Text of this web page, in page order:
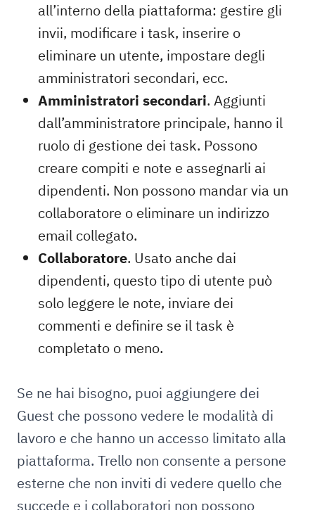
all’interno della piattaforma: gestire gli
invii, modificare i task, inserire o
eliminare un utente, impostare degli
amministratori secondari, ecc.
Amministratori secondari. Aggiunti
dall’amministratore principale, hanno il
ruolo di gestione dei task. Possono
creare compiti e note e assegnarli ai
dipendenti. Non possono mandar via un
collaboratore o eliminare un indirizzo
email collegato.
Collaboratore. Usato anche dai
dipendenti, questo tipo di utente può
solo leggere le note, inviare dei
commenti e definire se il task è
completato o meno.
Se ne hai bisogno, puoi aggiungere dei
Guest che possono vedere le modalità di
lavoro e che hanno un accesso limitato alla
piattaforma. Trello non consente a persone
esterne che non inviti di vedere quello che
succede e i collaboratori non possono